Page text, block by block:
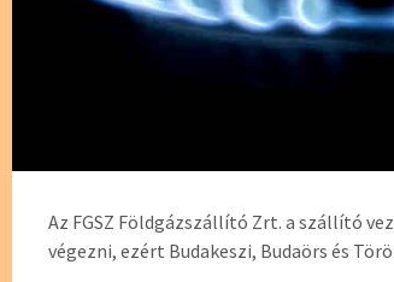
Az FGSZ Földgázszállító Zrt. a szállító
végezni, ezért Budakeszi, Budaörs és